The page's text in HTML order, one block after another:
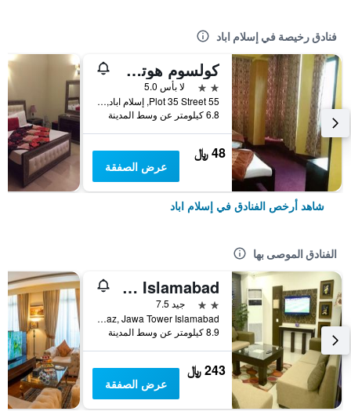
فنادق رخيصة في إسلام اباد
كولسوم هوتل إسلاماباد
2 نجمتين
لا بأس 5.0
Plot 35 Street 55, إسلام اباد, باكستان
6.8 كيلومتر عن وسط المدينة
48 ﷼
عرض الصفقة
شاهد أرخص الفنادق في إسلام اباد
الفنادق الموصى بها
Hotel One I-9 Islamabad
2 نجمتين
جيد 7.5
I9 Markaz, Jawa Tower Islamabad, إسلام اباد, باكستان
8.9 كيلومتر عن وسط المدينة
243 ﷼
عرض الصفقة